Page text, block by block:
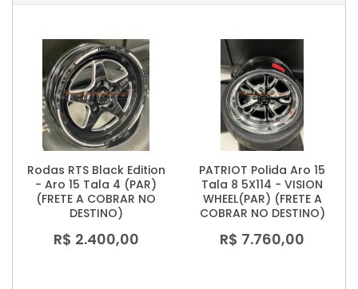
Rodas RTS Black Edition
- Aro 15 Tala 4 (PAR)
(FRETE A COBRAR NO
DESTINO)
R$ 2.400,00
PATRIOT Polida Aro 15
Tala 8 5X114 - VISION
WHEEL(PAR) (FRETE A
COBRAR NO DESTINO)
R$ 7.760,00